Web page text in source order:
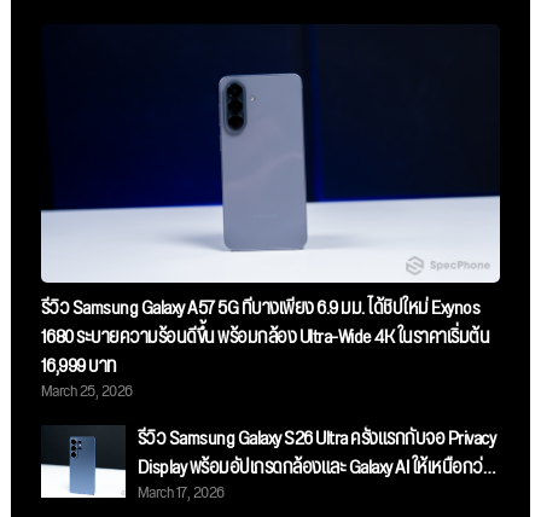
รีวิว Samsung Galaxy A57 5G ที่บางเพียง 6.9 มม. ได้ชิปใหม่ Exynos
1680 ระบายความร้อนดีขึ้น พร้อมกล้อง Ultra-Wide 4K ในราคาเริ่มต้น
16,999 บาท
March 25, 2026
รีวิว Samsung Galaxy S26 Ultra ครั้งแรกกับจอ Privacy
Display พร้อมอัปเกรดกล้องและ Galaxy AI ให้เหนือกว่า
เดิม
March 17, 2026